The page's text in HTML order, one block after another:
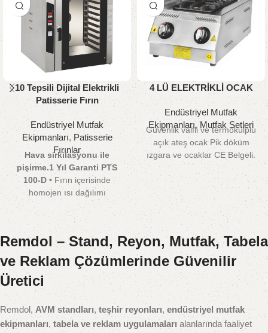
10 Tepsili Dijital Elektrikli
Patisserie Fırın
Endüstriyel Mutfak
Ekipmanları,Patisserie
Fırınlar
Hava sirkilasyonu ile
pişirme.1 Yıl Garanti PTS
100-D • Fırın içerisinde
homojen ısı dağılımı
sayesinde mamüllerin eşit
kıvamda pişmesi • 0-300 °C
arasında fırın ısısını
ayarlanabilme. • Fırın içinde
homojen aydınlatma. •
Monofaze (220V) ve Trifaze
(380 V) elektrikle çalışabilme
özelliği. • Mayalı mamüller için
buhar verme özelliği. •
Manyetik siviç sayesinde kapı
açıldığında otomatik fan
4 LÜ ELEKTRİKLİ OCAK
Endüstriyel Mutfak
Ekipmanları,Mutfak Setleri
Güvenlik valfli ve termokulplu
açık ateş ocak Pik döküm
ızgara ve ocaklar CE Belgeli.
Remdol – Stand, Reyon, Mutfak, Tabela
ve Reklam Çözümlerinde Güvenilir
Üretici
Remdol,AVM standları,teşhir reyonları, endüstriyel mutfak
ekipmanları,tabela ve reklam uygulamaları alanlarında faaliyet